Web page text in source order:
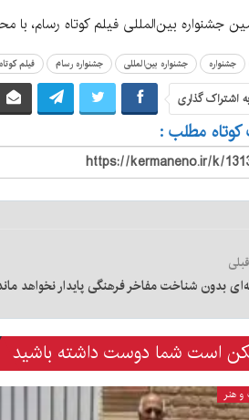
جشنواره بین‌المللی فیلم کوتاه رسام،
جشنواره جشنواره بین‌المللی جشنواره رسام فیلم کوتاه
به اشتراک گذاری
کوتاه مطلب :
بدون شناخت مفاخر فرهنگی پایدار نخواهد
است شما دوست داشته باشید
هنر